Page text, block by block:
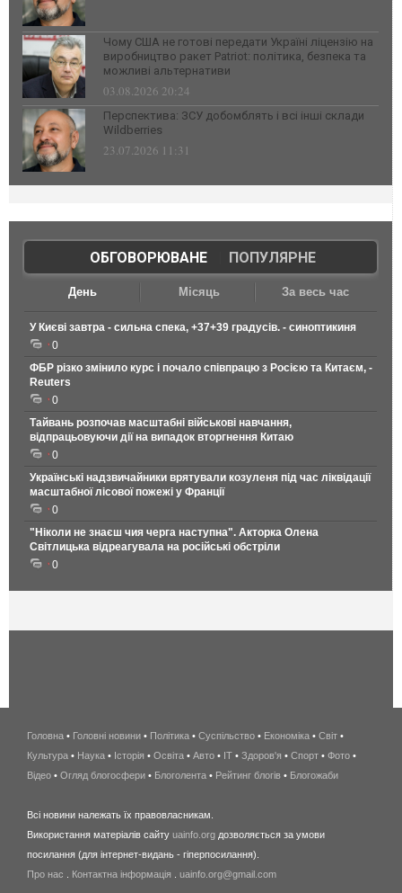
Чому США не готові передати Україні ліцензію на
виробництво ракет Patriot: політика, безпека та
можливі альтернативи
03.08.2026 20:24
Перспектива: ЗСУ добомблять і всі інші склади
Wildberries
23.07.2026 11:31
ОБГОВОРЮВАНЕ| ПОПУЛЯРНЕ
День Місяць За весь час
У Києві завтра - сильна спека, +37+39 градусів. - синоптикиня
0
ФБР різко змінило курс і почало співпрацю з Росією та Китаєм, -
Reuters
0
Тайвань розпочав масштабні військові навчання,
відпрацьовуючи дії на випадок вторгнення Китаю
0
Українські надзвичайники врятували козуленя під час ліквідації
масштабної лісової пожежі у Франції
0
"Ніколи не знаєш чия черга наступна". Акторка Олена
Світлицька відреагувала на російські обстріли
0
беспроводной
интернет
киев
wimax
в
Головна • Головні новини • Політика • Суспільство • Економіка • Світ •
Культура • Наука • Історія • Освіта • Авто • IT • Здоров'я • Спорт • Фото •
Відео • Огляд блогосфери • Блоголента • Рейтинг блогів • Блогожаби
Всі новини належать їх правовласникам.
Використання матеріалів сайту uainfo.org дозволяється за умови
посилання (для інтернет-видань - гіперпосилання).
Про нас
Контактна інформація uainfo.org@gmail.com